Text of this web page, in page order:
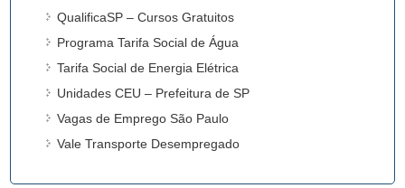
QualificaSP – Cursos Gratuitos
Programa Tarifa Social de Água
Tarifa Social de Energia Elétrica
Unidades CEU – Prefeitura de SP
Vagas de Emprego São Paulo
Vale Transporte Desempregado